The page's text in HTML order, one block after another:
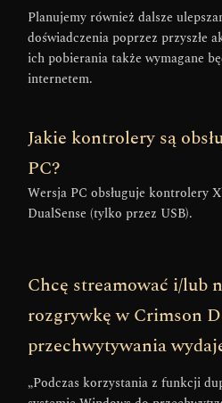
Planujemy również dalsze
doświadczenia poprzez przyszłe
ich pobierania także wymagane
internetem.
Jakie kontrolery są
PC?
Wersja PC obsługuje kontrolery
DualSense (tylko przez USB).
Chcę streamować i/lub
rozgrywkę w Crimson
przechwytywania
„Podczas korzystania z funkcji